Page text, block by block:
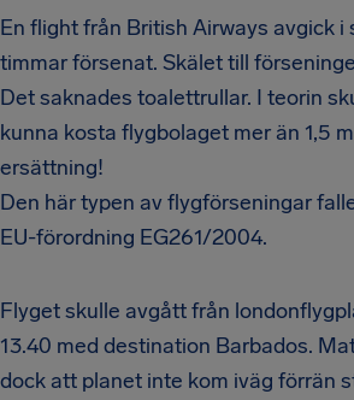
En flight från British Airways avgick i
timmar försenat. Skälet till
Det saknades toalettrullar. I teorin
kunna kosta flygbolaget mer än 1,5
ersättning!
Den här typen av flygförseningar
EU-förordning EG261/2004.
Flyget skulle avgått från
13.40 med destination Barbados.
dock att planet inte kom iväg förrän